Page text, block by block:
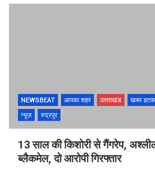
NEWSBEAT आपका शहर उत्तराखंड खबर
न्यूज़
रुद्रपुर
13 साल की किशोरी से गैंगरेप,
ब्लैकमेल, दो आरोपी गिरफ्तार